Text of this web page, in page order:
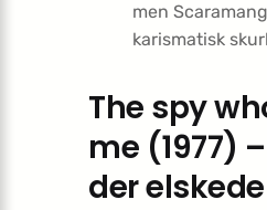
men
karismatisk
The spy
me (1977)
der